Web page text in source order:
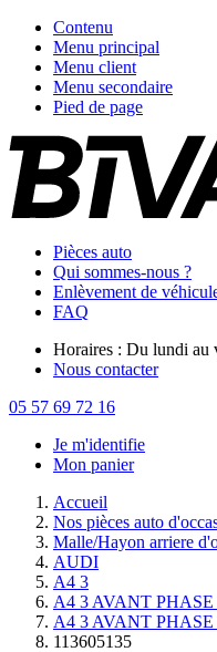
Contenu
Menu principal
Menu client
Menu secondaire
Pied de page
Pièces auto
Qui sommes-nous ?
Enlèvement de
FAQ
Horaires : Du lundi au
Nous contacter
05 57 69 72 16
Je m'identifie
Mon panier
Accueil
Nos pièces auto
Malle/Hayon arriere
AUDI
A4 3
A4 3 AVANT
A4 3 AVANT
113605135